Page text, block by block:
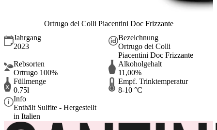
Ortrugo del Colli Piacentini Doc Frizzante
Jahrgang
2023
Bezeichnung
Ortrugo dei Colli
Piacentini Doc Frizzante
Rebsorten
Ortrugo 100%
Alkoholgehalt
11,00%
Füllmenge
0.75l
Empf. Trinktemperatur
8-10 °C
Info
Enthält Sulfite - Hergestellt
in Italien